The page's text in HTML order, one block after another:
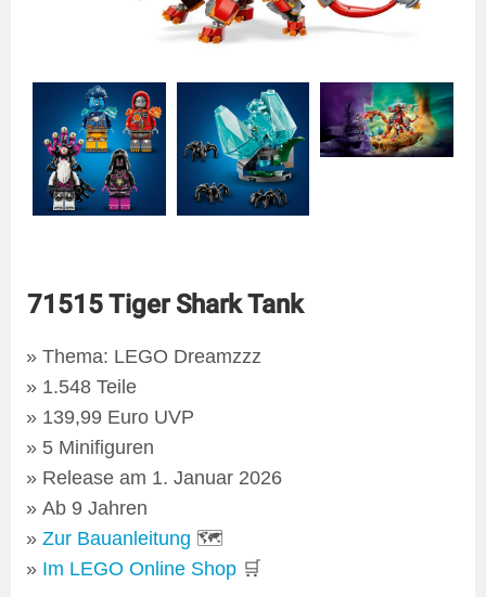
71515 Tiger Shark Tank
Thema: LEGO Dreamzzz
1.548 Teile
139,99 Euro UVP
5 Minifiguren
Release am 1. Januar 2026
Ab 9 Jahren
Zur Bauanleitung 🗺
Im LEGO Online Shop 🛒